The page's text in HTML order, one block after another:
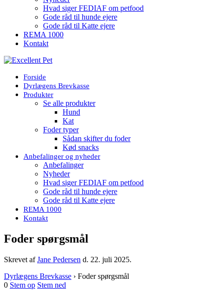
Hvad siger FEDIAF om petfood
Gode råd til hunde ejere
Gode råd til Katte ejere
REMA 1000
Kontakt
Forside
Dyrlægens Brevkasse
Produkter
Se alle produkter
Hund
Kat
Foder typer
Sådan skifter du foder
Kød snacks
Anbefalinger og nyheder
Anbefalinger
Nyheder
Hvad siger FEDIAF om petfood
Gode råd til hunde ejere
Gode råd til Katte ejere
REMA 1000
Kontakt
Foder spørgsmål
Skrevet afJane Pedersen d. 22. juli 2025.
Dyrlægens Brevkasse › Foder spørgsmål
0 Stem op Stem ned